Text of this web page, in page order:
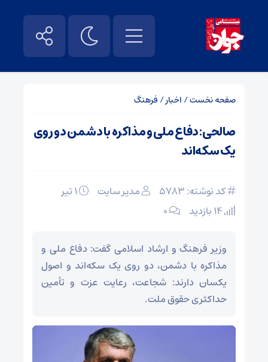
صفحه نخست/ اخبار/ فرهنگ
صالحی: دفاع ملی و مذاکره با دشمن دو روی
یک سکه‌اند
کد نوشته: 5783 مدیر سایت
۰
وزیر فرهنگ و ارشاد اسلامی گفت: دفاع ملی و
مذاکره با دشمن، دو روی یک سکه‌اند و اصول
یکسان دارند: شجاعت، رعایت عزت و تأمین
حداکثری حقوق ملت.